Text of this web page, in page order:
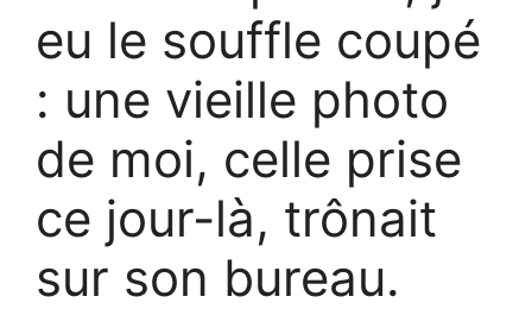
eu le souffle coupé
: une vieille photo
de moi, celle prise
ce jour-là, trônait
sur son bureau.